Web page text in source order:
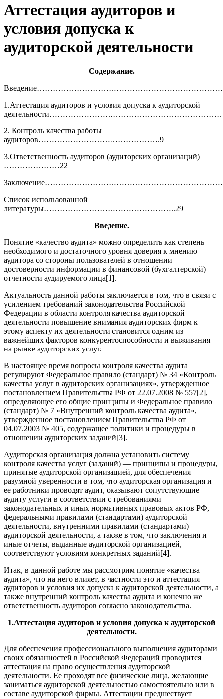
Аттестация аудиторов и
условия допуска к
аудиторской деятельности
Содержание.
1.Аттестация аудиторов и условия допуска к аудиторской
2. Контроль качества работы
аудиторов……………………………………….9
3.Ответственность аудиторов (аудиторских организаций)
…………………22
Список использованной
литературы…………………………………………..29
Введение.
Понятие «качество аудита» можно определить как степень
необ­ходимого и достаточного уровня доверия к мнению
аудитора со сторо­ны пользователей в отношении
достоверности информации в финансовой (бухгалтерской)
отчетности аудируемого лица[1].
Актуальность данной работы заключается в том, что в связи с
усилением требований законодательства Российской
Федерации в области контроля качества аудиторской
деятельности повышение внимания аудиторских фирм к
этому аспекту их деятельности стано­вится одним из
важнейших факторов конкурентоспособности и выжи­вания
на рынке аудиторских услуг.
В настоящее время вопросы контроля качества аудита
регулиру­ют Федеральное правило (стандарт) № 34 «Контроль
качества услуг в аудиторских организациях», утвержденное
постановлением Прави­тельства РФ от 22.07.2008 № 557[2],
определяющее его общие прин­ципы и Федеральное правило
(стандарт) № 7 «Внутренний контроль качества аудита»,
утвержденное постановлением Правительства РФ от
04.07.2003 № 405, содержащее политики и процедуры в
отношении аудиторских заданий[3].
Аудиторская организация должна установить систему
контроля качества услуг (заданий) — принципы и процедуры,
принятые ауди­торской организацией, для обеспечения
разумной уверенности в том, что аудиторская организация и
ее работники проводят аудит, оказы­вают сопутствующие
аудиту услуги в соответствии с требованиями
законодательных и иных нормативных правовых актов РФ,
федераль­ными правилами (стандартами) аудиторской
деятельности, внутрен­ними правилами (стандартами)
аудиторской деятельности, а также в том, что заключения и
иные отчеты, выданные аудиторской органи­зацией,
соответствуют условиям конкретных заданий[4].
Итак, в данной работе мы рассмотрим понятие «качества
аудита», что на него влияет, в частности это и аттестация
аудиторов и условия их допуска к аудиторской деятельности, а
также внутренний контроль качества аудита и конечно же
ответственность аудиторов согласно законодательства.
1.Аттестация аудиторов и условия допуска к аудиторской
деятельности.
Для обеспечения профессионального выполнения аудиторами
своих обязанностей в Российской Федераций проводится
аттестация на право осуществления аудиторской
деятельности. Ее проходят все физические лица, желающие
заниматься аудиторской деятельностью самостоятельно или в
составе аудиторской фирмы. Аттестации пред­шествует